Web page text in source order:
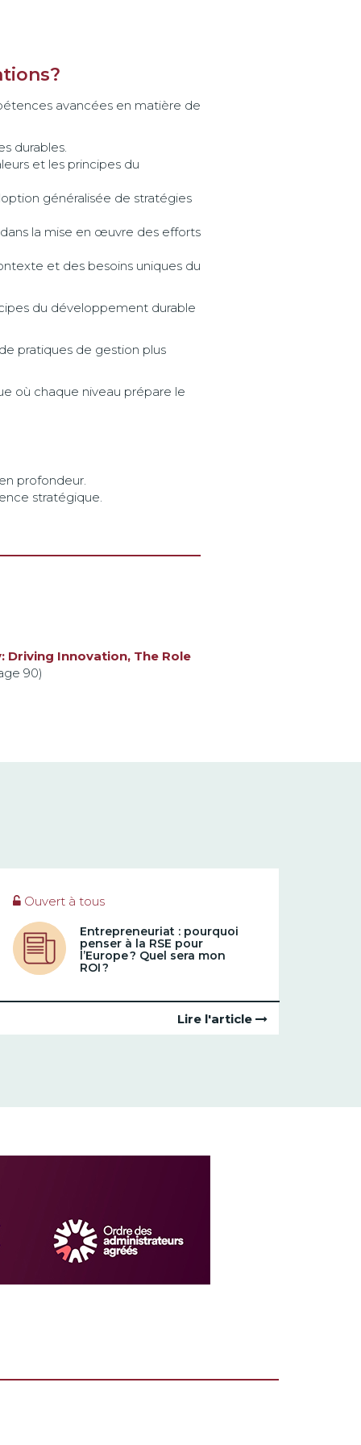
avancées en matière de
durables.
et les principes du
généralisée de stratégies
la mise en œuvre des efforts
et des besoins uniques du
du développement durable
pratiques de gestion plus
où chaque niveau prépare le
profondeur.
stratégique.
Driving Innovation, The Role
90)
Ouvert à tous
Entrepreneuriat : pourquoi
penser à la RSE pour
l’Europe ? Quel sera mon
ROI ?
Lire l'article